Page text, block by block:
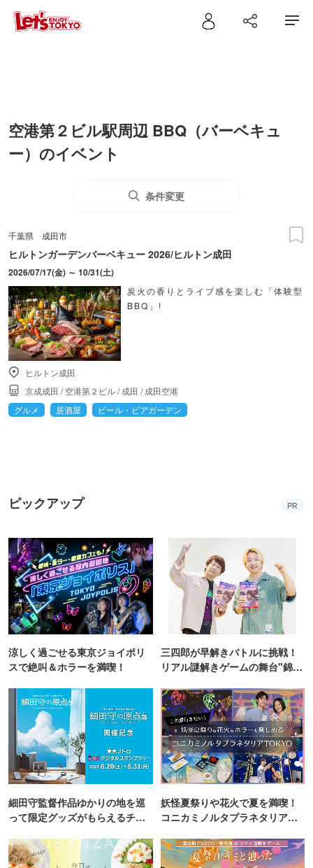
空港第２ビル駅周辺 BBQ（バーベキュ
ー）のイベント
条件変更
千葉県 成田市
ヒルトンガーデンバーベキュー 2026/ヒルトン成田
2026/07/17(金) ～ 10/31(土)
炭火の香りとライブ感を楽しむ「体験型
BBQ」!
ヒルトン成田
京成成田 /空港第２ビル/成田 /成田空港
グルメ
居酒屋 ビール・ビアガーデン
ピックアップ PR
涼しく過ごせる東京ジョイポリ
スで絶叫＆ホラーを満喫！
三四郎が早解きバトルに挑戦！
リアル謎解きゲームの舞台"錦糸
細田守監督作品ゆかりの地を巡
って限定グッズがもらえるチャ
妖怪夏祭りや花火で夏を満喫！
コニカミノルタプラネタリア